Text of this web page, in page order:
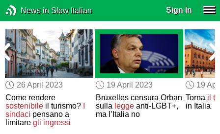
News in Slow Italian Sign In
26 April 2023
Come rendere
sostenibile il turismo?
sindaci pensano a
limitaregli ingressi
19 April 2023
Bruxelles censura Orban
sulla leggeanti-LGBT+,
ma l’Italia no
19
Torna il
in Italia